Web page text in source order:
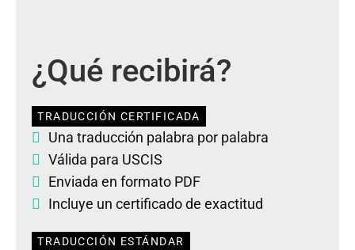
¿Qué recibirá?
TRADUCCIÓN CERTIFICADA
Una traducción palabra por palabra
Válida para USCIS
Enviada en formato PDF
Incluye un certificado de exactitud
TRADUCCIÓN ESTÁNDAR